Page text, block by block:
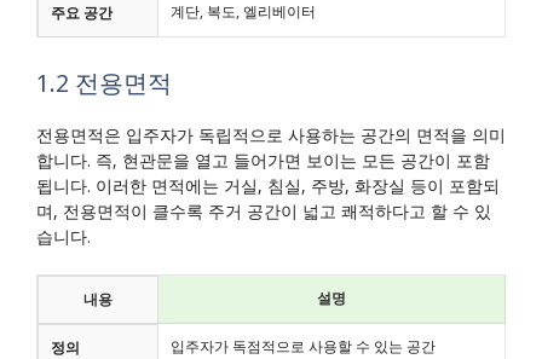
주요 공간 계단, 복도, 엘리베이터
1.2 전용면적
전용면적은 입주자가 독립적으로 사용하는 공간의 면적을 의미
합니다. 즉, 현관문을 열고 들어가면 보이는 모든 공간이 포함
됩니다. 이러한 면적에는 거실, 침실, 주방, 화장실 등이 포함되
며, 전용면적이 클수록 주거 공간이 넓고 쾌적하다고 할 수 있
습니다.
내용 설명
정의 입주자가 독점적으로 사용할 수 있는 공간